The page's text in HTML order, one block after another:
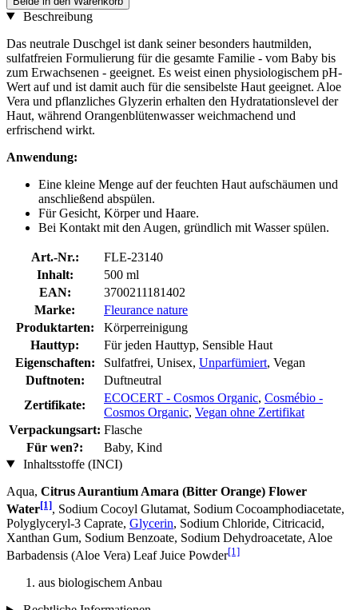
Beschreibung
Das neutrale Duschgel ist dank seiner besonders hautmilden,
sulfatfreien Formulierung für die gesamte Familie - vom Baby bis
zum Erwachsenen - geeignet. Es weist einen physiologischem pH-
Wert auf und ist damit auch für die sensibelste Haut geeignet. Aloe
Vera und pflanzliches Glyzerin erhalten den Hydratationslevel der
Haut, während Orangenblütenwasser weichmachend und
erfrischend wirkt.
Anwendung:
Eine kleine Menge auf der feuchten Haut aufschäumen und
anschließend abspülen.
Für Gesicht, Körper und Haare.
Bei Kontakt mit den Augen, gründlich mit Wasser spülen.
Art.-Nr.:
FLE-23140
Inhalt:
500 ml
EAN:
3700211181402
Marke:
Fleurance nature
Produktarten:
Körperreinigung
Hauttyp:
Für jeden Hauttyp, Sensible Haut
Eigenschaften:
Sulfatfrei, Unisex, Unparfümiert, Vegan
Duftnoten:
Duftneutral
Zertifikate:
ECOCERT - Cosmos Organic, Cosmébio -
Cosmos Organic, Vegan ohne Zertifikat
Verpackungsart: Flasche
Für wen?:
Baby, Kind
Inhaltsstoffe (INCI)
Aqua, Citrus Aurantium Amara (Bitter Orange) Flower
Water[1], Sodium Cocoyl Glutamat, Sodium Cocoamphodiacetate,
Polyglyceryl-3 Caprate, Glycerin, Sodium Chloride, Citricacid,
Xanthan Gum, Sodium Benzoate, Sodium Dehydroacetate, Aloe
Barbadensis (Aloe Vera) Leaf Juice Powder[1]
aus biologischem Anbau